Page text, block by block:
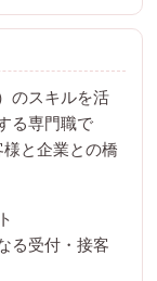
のスキルを活
る専門職で
と企業との橋
る受付・接客